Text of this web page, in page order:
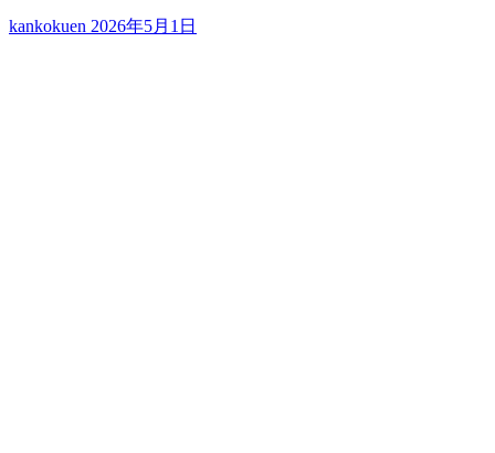
kankokuen 2026年5月1日